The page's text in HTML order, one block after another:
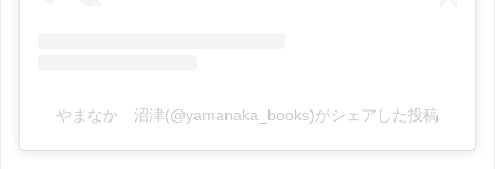
やまなか 沼津(@yamanaka_books)がシェアした投稿